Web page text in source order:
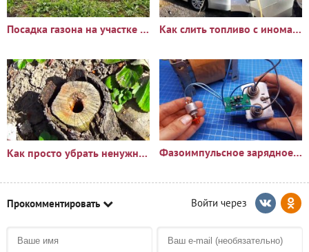
Посадка газона на участке с сорняками: опыт и результаты Как слить топливо с иномарки через горловину бака
Как просто убрать ненужный пень?🪵 Фазоимпульсное зарядное устройство своими руками
Прокомментировать